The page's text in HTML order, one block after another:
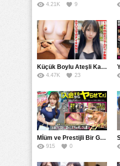
4.21K 9
Küçük Boylu Ateşli Karakter: Nandinin Hassas Uçuklu Memeleri ve Sahneleri
4.47K 23
Mİüm ve Prestijli Bir Gecenin Sırları: Gizemli Bir Kadın ve Mükemmel Bir Macera
915 0